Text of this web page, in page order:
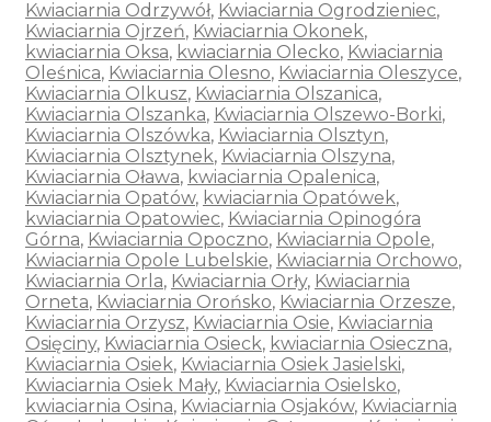
Kwiaciarnia Odrzywół, Kwiaciarnia Ogrodzieniec,
Kwiaciarnia Ojrzeń, Kwiaciarnia Okonek,
kwiaciarnia Oksa, kwiaciarnia Olecko, Kwiaciarnia
Oleśnica, Kwiaciarnia Olesno, Kwiaciarnia Oleszyce,
Kwiaciarnia Olkusz, Kwiaciarnia Olszanica,
Kwiaciarnia Olszanka, Kwiaciarnia Olszewo-Borki,
Kwiaciarnia Olszówka, Kwiaciarnia Olsztyn,
Kwiaciarnia Olsztynek, Kwiaciarnia Olszyna,
Kwiaciarnia Oława, kwiaciarnia Opalenica,
Kwiaciarnia Opatów, kwiaciarnia Opatówek,
kwiaciarnia Opatowiec, Kwiaciarnia Opinogóra
Górna, Kwiaciarnia Opoczno, Kwiaciarnia Opole,
Kwiaciarnia Opole Lubelskie, Kwiaciarnia Orchowo,
Kwiaciarnia Orla, Kwiaciarnia Orły, Kwiaciarnia
Orneta, Kwiaciarnia Orońsko, Kwiaciarnia Orzesze,
Kwiaciarnia Orzysz, Kwiaciarnia Osie, Kwiaciarnia
Osięciny, Kwiaciarnia Osieck, kwiaciarnia Osieczna,
Kwiaciarnia Osiek, Kwiaciarnia Osiek Jasielski,
Kwiaciarnia Osiek Mały, Kwiaciarnia Osielsko,
kwiaciarnia Osina, Kwiaciarnia Osjaków, Kwiaciarnia